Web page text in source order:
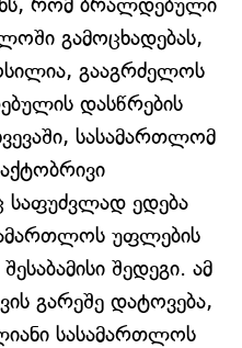
გამოცხადებას,
გააგრძელოს
დასწრების
სასამართლომ
საფუძვლად ედება
უფლების
შედეგი. ამ
გარეშე დატოვება,
სასამართლოს